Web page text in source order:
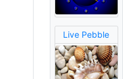
Live Pebble